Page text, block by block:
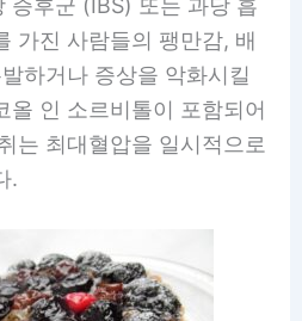
가진 사람들의 팽만감, 배
하거나 증상을 악화시킬
올 인 소르비톨이 포함되어
는 최대혈압을 일시적으로
.